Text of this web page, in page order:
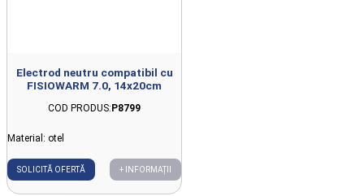
Electrod neutru compatibil cu
FISIOWARM 7.0, 14x20cm
COD PRODUS: P8799
Material: otel
SOLICITĂ OFERTĂ + INFORMAȚII